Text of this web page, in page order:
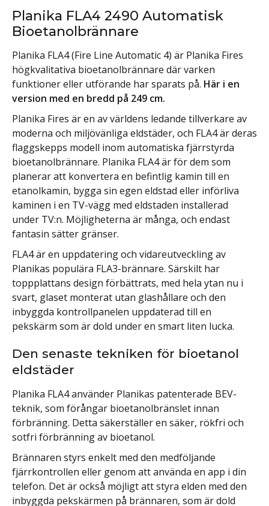
Planika FLA4 2490 Automatisk
Bioetanolbrännare
Planika FLA4 (Fire Line Automatic 4) är Planika Fires
högkvalitativa bioetanolbrännare där varken
funktioner eller utförande har sparats på. Här i en
version med en bredd på 249 cm.
Planika Fires är en av världens ledande tillverkare av
moderna och miljövänliga eldstäder, och FLA4 är deras
flaggskepps modell inom automatiska fjärrstyrda
bioetanolbrännare. Planika FLA4 är för dem som
planerar att konvertera en befintlig kamin till en
etanolkamin, bygga sin egen eldstad eller införliva
kaminen i en TV-vägg med eldstaden installerad
under TV:n. Möjligheterna är många, och endast
fantasin sätter gränser.
FLA4 är en uppdatering och vidareutveckling av
Planikas populära FLA3-brännare. Särskilt har
toppplattans design förbättrats, med hela ytan nu i
svart, glaset monterat utan glashållare och den
inbyggda kontrollpanelen uppdaterad till en
pekskärm som är dold under en smart liten lucka.
Den senaste tekniken för bioetanol
eldstäder
Planika FLA4 använder Planikas patenterade BEV-
teknik, som förångar bioetanolbränslet innan
förbränning. Detta säkerställer en säker, rökfri och
sotfri förbränning av bioetanol.
Brännaren styrs enkelt med den medföljande
fjärrkontrollen eller genom att använda en app i din
telefon. Det är också möjligt att styra elden med den
inbyggda pekskärmen på brännaren, som är dold